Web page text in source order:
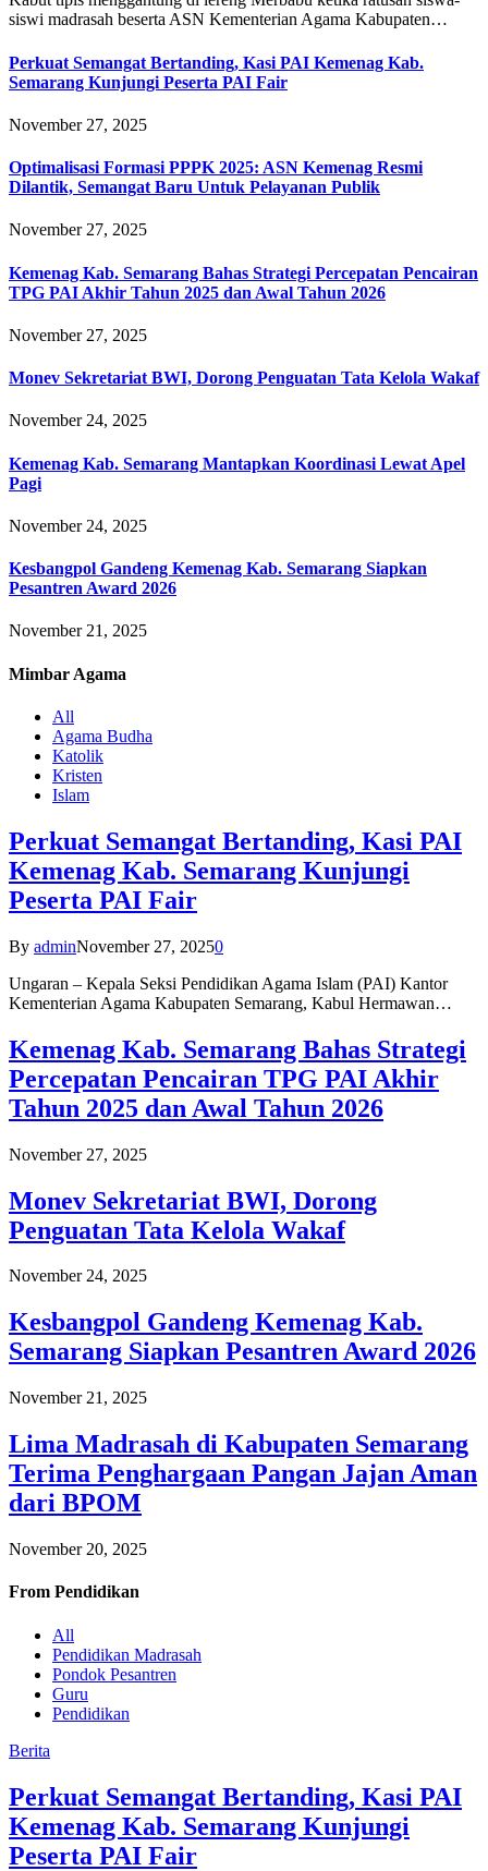
siswi madrasah beserta ASN Kementerian Agama Kabupaten…
Perkuat Semangat Bertanding, Kasi PAI Kemenag Kab.
Semarang Kunjungi Peserta PAI Fair
November 27, 2025
Optimalisasi Formasi PPPK 2025: ASN Kemenag Resmi
Dilantik, Semangat Baru Untuk Pelayanan Publik
November 27, 2025
Kemenag Kab. Semarang Bahas Strategi Percepatan Pencairan
TPG PAI Akhir Tahun 2025 dan Awal Tahun 2026
November 27, 2025
Monev Sekretariat BWI, Dorong Penguatan Tata Kelola Wakaf
November 24, 2025
Kemenag Kab. Semarang Mantapkan Koordinasi Lewat Apel
Pagi
November 24, 2025
Kesbangpol Gandeng Kemenag Kab. Semarang Siapkan
Pesantren Award 2026
November 21, 2025
Mimbar Agama
All
Agama Budha
Katolik
Kristen
Islam
Perkuat Semangat Bertanding, Kasi PAI
Kemenag Kab. Semarang Kunjungi
Peserta PAI Fair
By adminNovember 27, 20250
Ungaran – Kepala Seksi Pendidikan Agama Islam (PAI) Kantor
Kementerian Agama Kabupaten Semarang, Kabul Hermawan…
Kemenag Kab. Semarang Bahas Strategi
Percepatan Pencairan TPG PAI Akhir
Tahun 2025 dan Awal Tahun 2026
November 27, 2025
Monev Sekretariat BWI, Dorong
Penguatan Tata Kelola Wakaf
November 24, 2025
Kesbangpol Gandeng Kemenag Kab.
Semarang Siapkan Pesantren Award 2026
November 21, 2025
Lima Madrasah di Kabupaten Semarang
Terima Penghargaan Pangan Jajan Aman
dari BPOM
November 20, 2025
From Pendidikan
All
Pendidikan Madrasah
Pondok Pesantren
Guru
Pendidikan
Berita
Perkuat Semangat Bertanding, Kasi PAI
Kemenag Kab. Semarang Kunjungi
Peserta PAI Fair